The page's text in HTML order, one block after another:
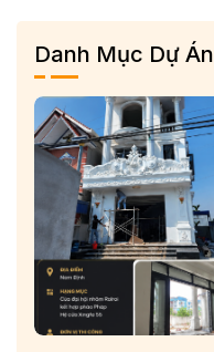
Danh Mục Dự Án